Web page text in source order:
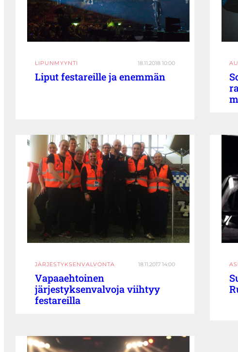
LIPUNMYYNTI 18.11.2018 10:00
Liput festareille ja enemmän
JÄRJESTYKSENVALVONTA 18.11.2017 14:00
Vapaaehtoinen
järjestyksenvalvoja viihtyy
festareilla